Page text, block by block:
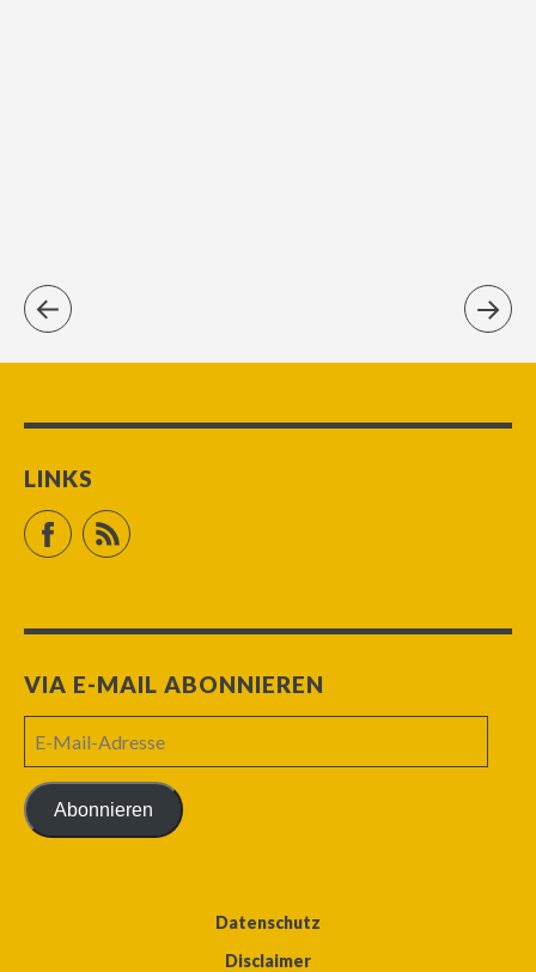
LINKS
FacebookRSS Feed
VIA E-MAIL ABONNIEREN
Mail-
Adresse
Abonnieren
Datenschutz
Disclaimer